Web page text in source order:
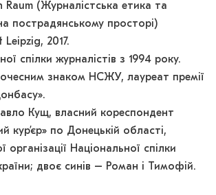
Raum (Журналістська етика та
пострадянському просторі)
2017.
спілки журналістів з 1994 року.
знаком НСЖУ, лауреат премії
Кущ, власний кореспондент
кур’єр» по Донецькій області,
організації Національної спілки
двоє синів – Роман і Тимофій.